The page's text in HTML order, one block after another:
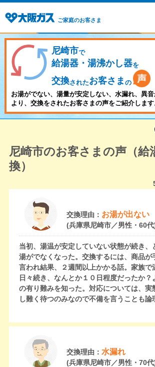
ご家庭のお客さま
尼崎市で
給湯器・湯沸かし器を
交換されたお客さま の
お湯がでない、湯量が安定しない、水漏れ、異
より、交換をされたお客さまの声をご紹介します
尼崎市のお客さまの声（給
換）
交換理由： お湯が出ない
(兵庫県尼崎市／男性・60代
当初、湯温が安定していない状態が続き、
湯がでなくなった。交換するには、商品が
言われ結果、２週間以上かかる話。家族で
日々続き、なんとか１０日程度だったか？
の有り難みを知った。対応については、実
し難く待つのみなので不備を言うことも論
交換理由： 水漏れ
(兵庫県尼崎市／男性・70代